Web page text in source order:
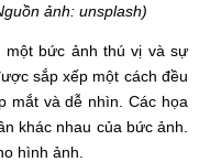
ảnh: unsplash)
một bức ảnh thú vị và sự
sắp xếp một cách đều
mắt và dễ nhìn. Các họa
khác nhau của bức ảnh.
hình ảnh.